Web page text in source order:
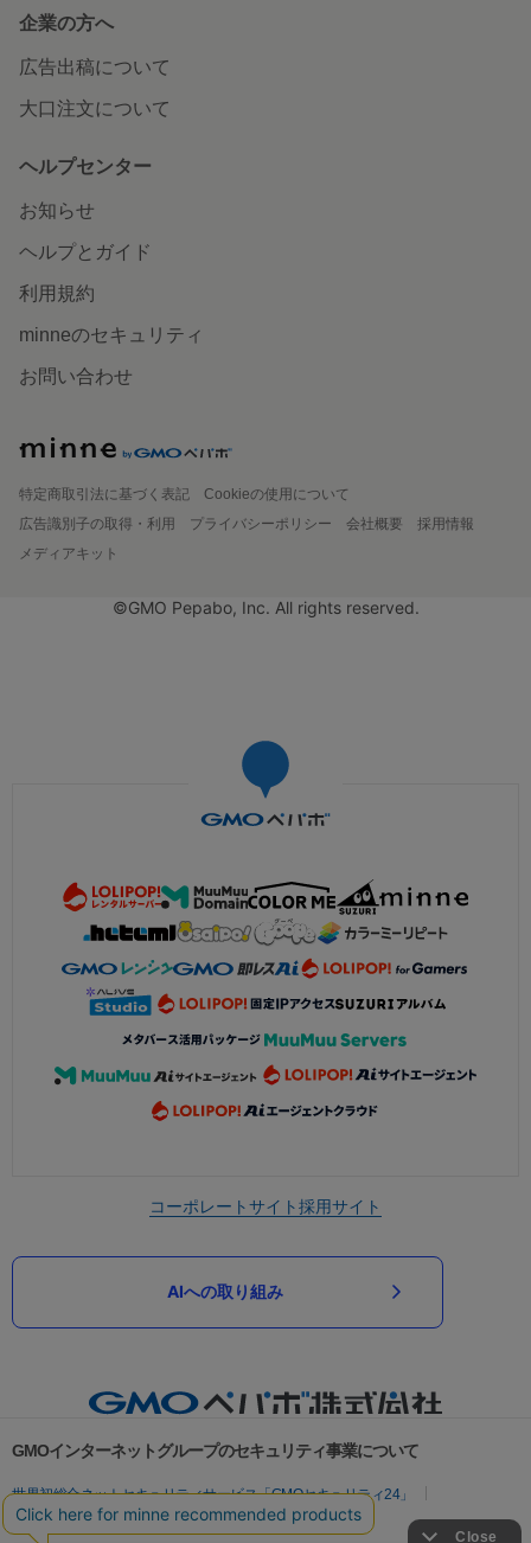
企業の方へ
広告出稿について
大口注文について
ヘルプセンター
お知らせ
ヘルプとガイド
利用規約
minneのセキュリティ
お問い合わせ
特定商取引法に基づく表記
Cookieの使用について
広告識別子の取得・利用
プライバシーポリシー 会社概要
採用情報
メディアキット
©GMO Pepabo, Inc. All rights reserved.
コーポレートサイト採用サイト
AIへの取り組み
GMOインターネットグループのセキュリティ事業について
世界初総合ネットセキュリティサービス「GMOセキュリティ24」
パスワード漏洩診断
Webサイトリスク診断